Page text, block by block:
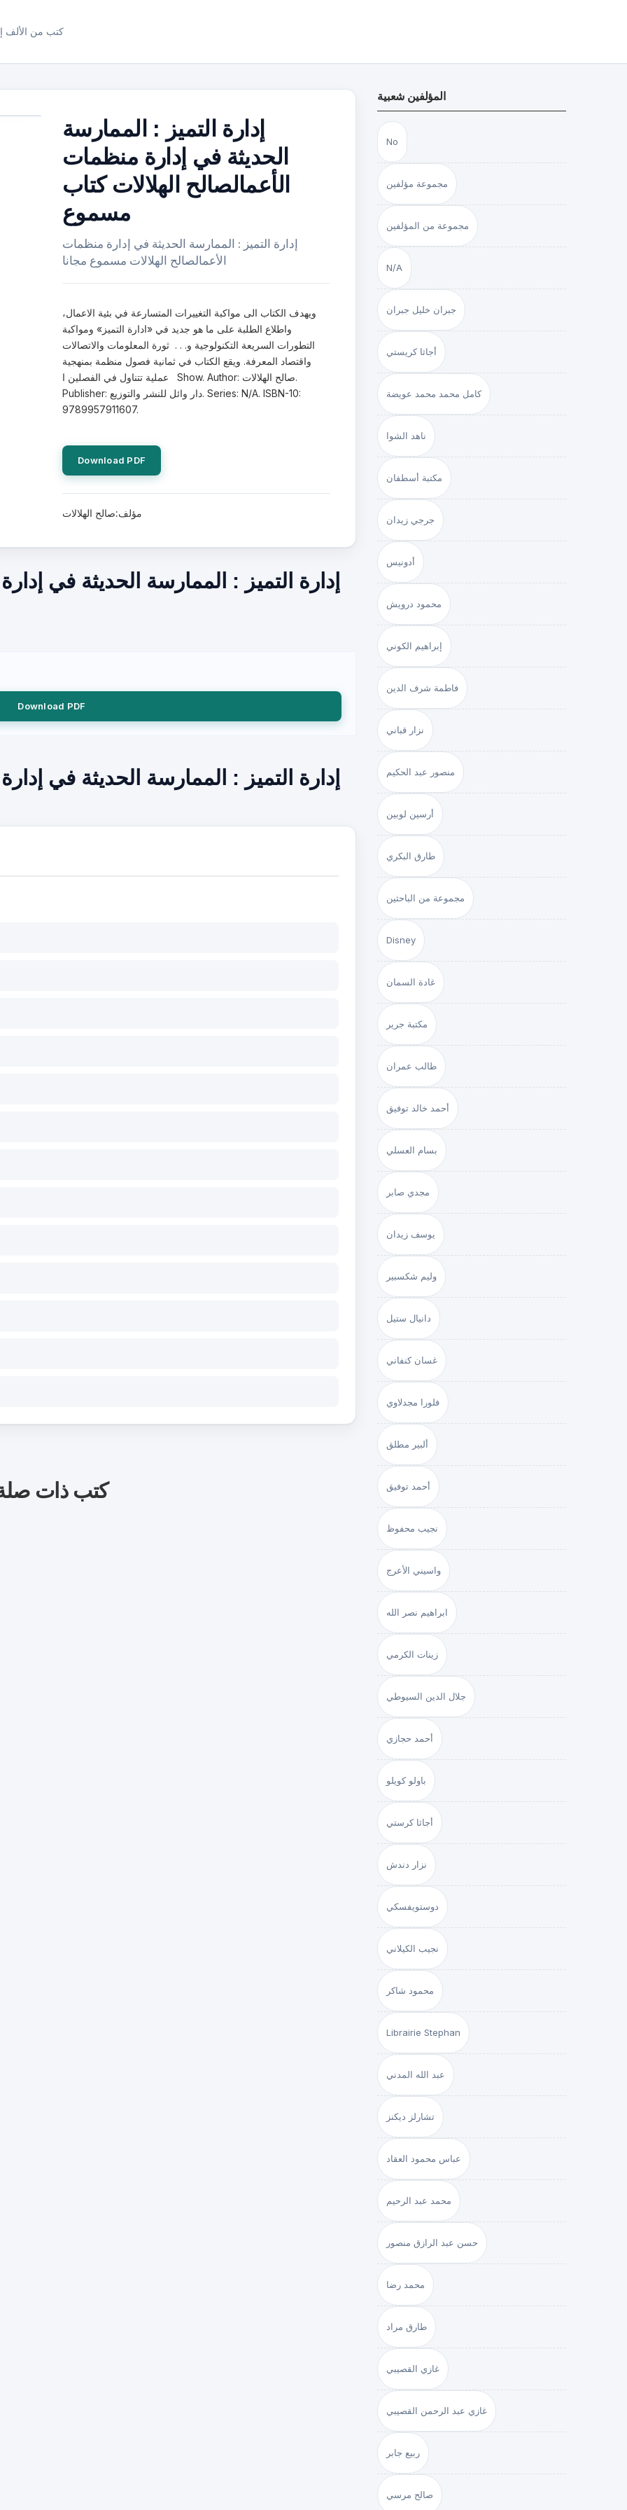
كتب من الألف
إدارة التميز : الممارسة
الحديثة في إدارة منظمات
الأعمالصالح الهلالات كتاب
مسموع
إدارة التميز : الممارسة الحديثة في إدارة منظمات
الأعمالصالح الهلالات مسموع مجانا
ويهدف الكتاب الى مواكبة التغييرات المتسارعة في بئية الاعمال،
واطلاع الطلبة على ما هو جديد في «ادارة التميز» ومواكبة
التطورات السريعة التكنولوجية و. . . ثورة المعلومات والاتصالات
واقتصاد المعرفة. ويقع الكتاب في ثمانية فصول منظمة بمنهجية
عملية تتناول في الفصلين ا Show. Author: صالح الهلالات.
Publisher: دار وائل للنشر والتوزيع. Series: N/A. ISBN-10:
9789957911607.
Download PDF
مؤلف:صالح الهلالات
إدارة التميز : الممارسة الحديثة في
Download PDF
إدارة التميز : الممارسة الحديثة في
كتب ذات
المؤلفين شعبية
No
مجموعة مؤلفين
مجموعة من المؤلفين
N/A
جبران خليل جبران
أجاثا كريستي
كامل محمد محمد عويضة
ناهد الشوا
مكتبة أسطفان
جرجي زيدان
أدونيس
محمود درويش
إبراهيم الكوني
فاطمة شرف الدين
نزار قباني
منصور عبد الحكيم
أرسين لوبين
طارق البكري
مجموعة من الباحثين
Disney
غادة السمان
مكتبة جرير
طالب عمران
أحمد خالد توفيق
بسام العسلي
مجدي صابر
يوسف زيدان
وليم شكسبير
دانيال ستيل
غسان كنفاني
فلورا مجدلاوي
ألبير مطلق
أحمد توفيق
نجيب محفوظ
واسيني الأعرج
ابراهيم نصر الله
زينات الكرمي
جلال الدين السيوطي
أحمد حجازي
باولو كويلو
أجاثا كرستي
نزار دندش
دوستويفسكي
نجيب الكيلاني
محمود شاكر
Librairie Stephan
عبد الله المدني
تشارلز ديكنز
عباس محمود العقاد
محمد عبد الرحيم
حسن عبد الرازق منصور
محمد رضا
طارق مراد
غازي القصيبي
غازي عبد الرحمن القصيبي
ربيع جابر
صالح مرسي